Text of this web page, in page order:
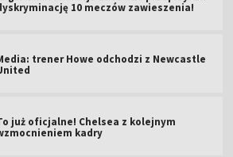
10 meczów zawieszenia!
trener Howe odchodzi z Newcastle
już oficjalne! Chelsea z kolejnym
kadry